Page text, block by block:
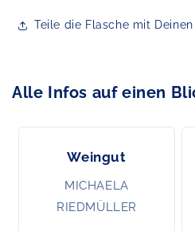
Teile die Flasche mit Deinen
Alle Infos auf einen
Weingut
MICHAELA
RIEDMÜLLER